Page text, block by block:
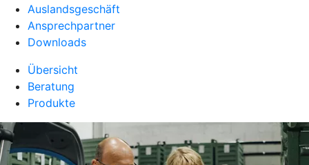
Auslandsgeschäft
Ansprechpartner
Downloads
Übersicht
Beratung
Produkte